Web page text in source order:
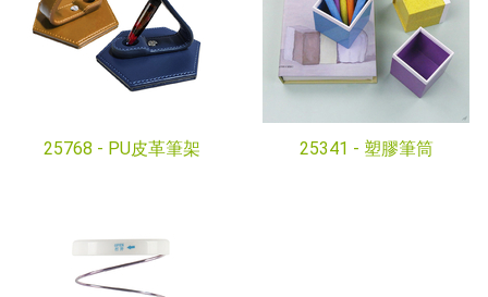
25768 - PU皮革筆架 25341 - 塑膠筆筒